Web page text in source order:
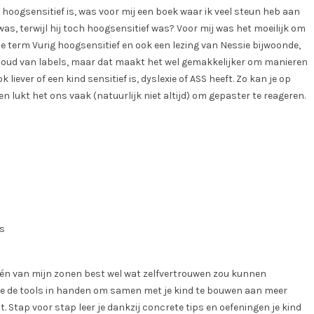
is, was voor mij een boek waar ik veel steun heb aan
terwijl hij toch hoogsensitief was? Voor mij was het moeilijk om
term Vurig hoogsensitief en ook een lezing van Nessie bijwoonde,
van labels, maar dat maakt het wel gemakkelijker om manieren
of een kind sensitief is, dyslexie of ASS heeft. Zo kan je op
lukt het ons vaak (natuurlijk niet altijd) om gepaster te reageren.
van mijn zonen best wel wat zelfvertrouwen zou kunnen
tools in handen om samen met je kind te bouwen aan meer
Stap voor stap leer je dankzij concrete tips en oefeningen je kind